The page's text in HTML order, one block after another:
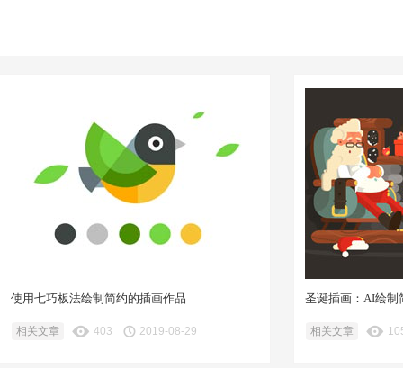
使用七巧板法绘制简约的插画作品
相关文章 403 2019-08-29
圣诞插画：AI绘制
相关文章